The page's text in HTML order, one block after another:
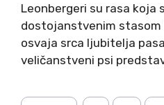
Leonbergeri su rasa koja
dostojanstvenim stasom
osvaja srca ljubitelja
veličanstveni psi